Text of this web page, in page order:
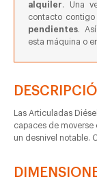
alquiler. Una
contacto
pendientes.
esta máquina o
Las Articuladas
capaces de moverse
un desnivel notable.